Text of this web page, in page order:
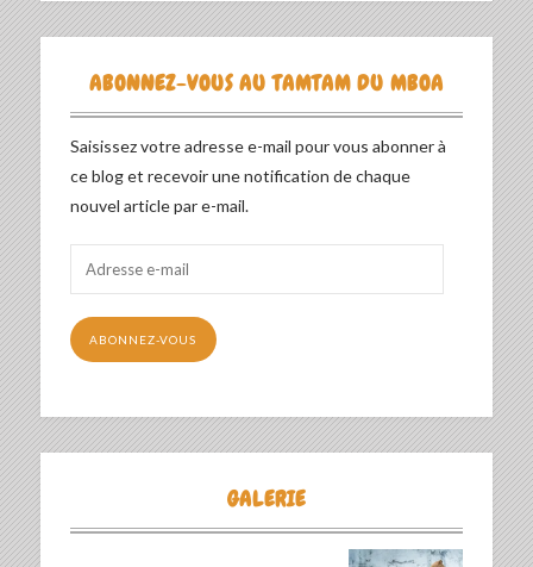
ABONNEZ-VOUS AU TAMTAM DU MBOA
Saisissez votre adresse e-mail pour vous abonner à
ce blog et recevoir une notification de chaque
nouvel article par e-mail.
mail
ABONNEZ-VOUS
GALERIE